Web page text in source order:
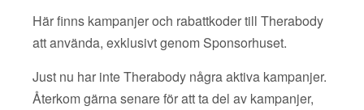
Här finns kampanjer och rabattkoder till Therabody
att använda, exklusivt genom Sponsorhuset.
Just nu har inte Therabody några aktiva kampanjer.
Återkom gärna senare för att ta del av kampanjer,